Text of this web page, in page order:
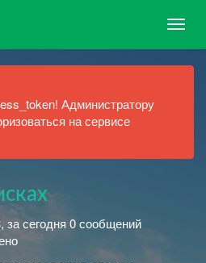
Администратору
на сервисе
за сегодня 0 сообщений